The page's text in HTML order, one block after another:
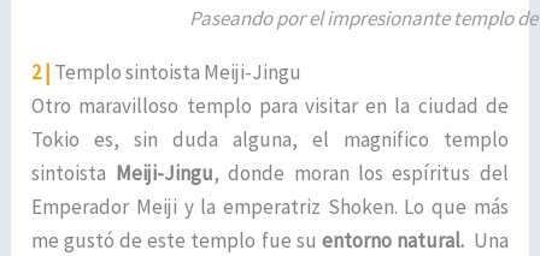
Paseando por el impresionante templo
2 | Templo sintoista Meiji-Jingu
Otro maravilloso templo para visitar en la ciudad de
Tokio es, sin duda alguna, el magnifico templo
sintoista Meiji-Jingu, donde moran los espíritus del
Emperador Meiji y la emperatriz Shoken. Lo que más
me gustó de este templo fue su entorno natural. Una